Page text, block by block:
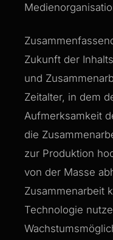
Zukunft der
und
Zeitalter, in dem
Aufmerksamkeit
die
zur Produktion
von der Masse
Zusammenarbeit
Technologie